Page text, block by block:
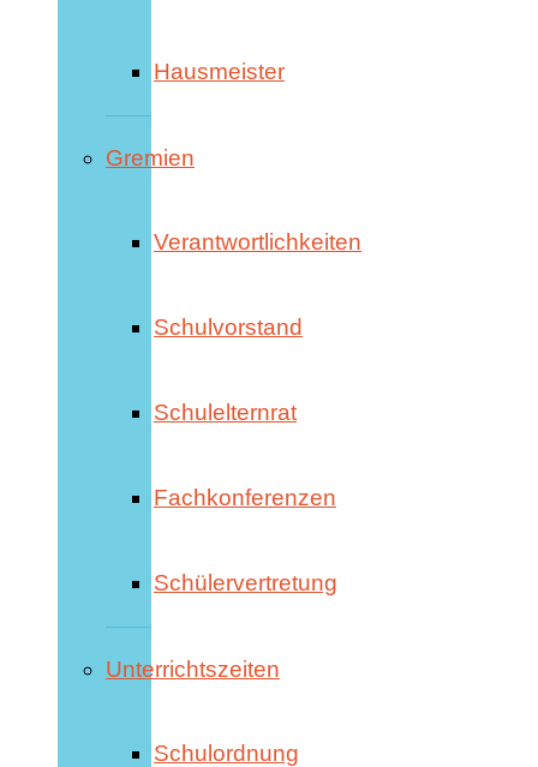
Hausmeister
Gremien
Verantwortlichkeiten
Schulvorstand
Schulelternrat
Fachkonferenzen
Schülervertretung
Unterrichtszeiten
Schulordnung